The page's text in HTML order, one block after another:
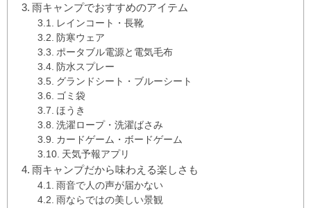
雨キャンプでおすすめのアイテム
レインコート・長靴
防寒ウェア
ポータブル電源と電気毛布
防水スプレー
グランドシート・ブルーシート
ゴミ袋
ほうき
洗濯ロープ・洗濯ばさみ
カードゲーム・ボードゲーム
天気予報アプリ
雨キャンプだから味わえる楽しさも
雨音で人の声が届かない
雨ならではの美しい景観